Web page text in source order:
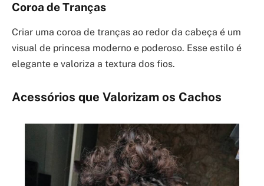
Coroa de Tranças
Criar uma coroa de tranças ao redor da cabeça é um
visual de princesa moderno e poderoso. Esse estilo é
elegante e valoriza a textura dos fios.
Acessórios que Valorizam os Cachos